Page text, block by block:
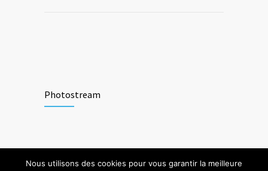
Photostream
Nous utilisons des cookies pour vous garantir la meilleure